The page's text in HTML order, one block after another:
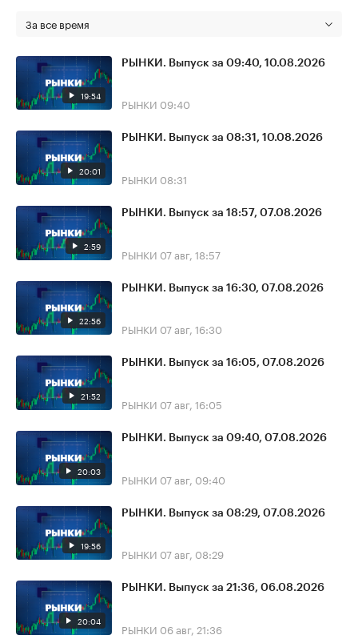
За все время
19:54
РЫНКИ. Выпуск за 09:40, 10.08.2026
РЫНКИ 09:40
20:01
РЫНКИ. Выпуск за 08:31, 10.08.2026
РЫНКИ 08:31
2:59
РЫНКИ. Выпуск за 18:57, 07.08.2026
РЫНКИ 07 авг, 18:57
22:56
РЫНКИ. Выпуск за 16:30, 07.08.2026
РЫНКИ 07 авг, 16:30
21:52
РЫНКИ. Выпуск за 16:05, 07.08.2026
РЫНКИ 07 авг, 16:05
20:03
РЫНКИ. Выпуск за 09:40, 07.08.2026
РЫНКИ 07 авг, 09:40
19:56
РЫНКИ. Выпуск за 08:29, 07.08.2026
РЫНКИ 07 авг, 08:29
20:04
РЫНКИ. Выпуск за 21:36, 06.08.2026
РЫНКИ 06 авг, 21:36